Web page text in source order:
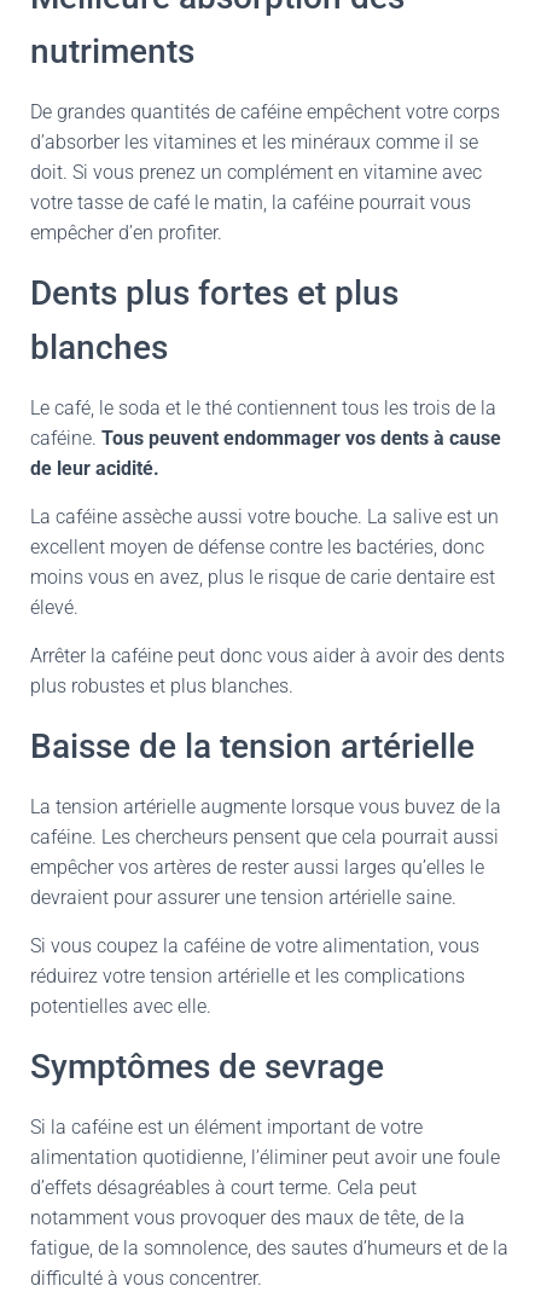
nutriments
De grandes quantités de caféine empêchent votre corps
d’absorber les vitamines et les minéraux comme il se
doit. Si vous prenez un complément en vitamine avec
votre tasse de café le matin, la caféine pourrait vous
empêcher d’en profiter.
Dents plus fortes et plus
blanches
Le café, le soda et le thé contiennent tous les trois de la
caféine. Tous peuvent endommager vos dents à cause
de leur acidité.
La caféine assèche aussi votre bouche. La salive est un
excellent moyen de défense contre les bactéries, donc
moins vous en avez, plus le risque de carie dentaire est
élevé.
Arrêter la caféine peut donc vous aider à avoir des dents
plus robustes et plus blanches.
Baisse de la tension artérielle
La tension artérielle augmente lorsque vous buvez de la
caféine. Les chercheurs pensent que cela pourrait aussi
empêcher vos artères de rester aussi larges qu’elles le
devraient pour assurer une tension artérielle saine.
Si vous coupez la caféine de votre alimentation, vous
réduirez votre tension artérielle et les complications
potentielles avec elle.
Symptômes de sevrage
Si la caféine est un élément important de votre
alimentation quotidienne, l’éliminer peut avoir une foule
d’effets désagréables à court terme. Cela peut
notamment vous provoquer des maux de tête, de la
fatigue, de la somnolence, des sautes d’humeurs et de la
difficulté à vous concentrer.